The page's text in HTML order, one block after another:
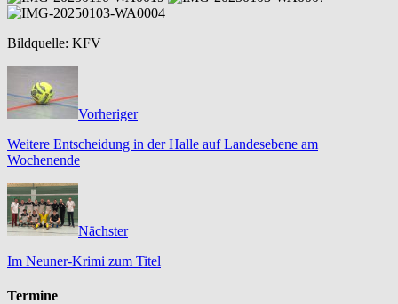
Bildquelle: KFV
Vorheriger
Weitere Entscheidung in der Halle auf Landesebene am
Wochenende
Nächster
Im Neuner-Krimi zum Titel
Termine